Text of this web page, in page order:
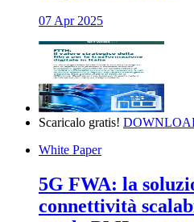
07 Apr 2025
Scaricalo gratis!
White Paper
5G FWA: la
connettività